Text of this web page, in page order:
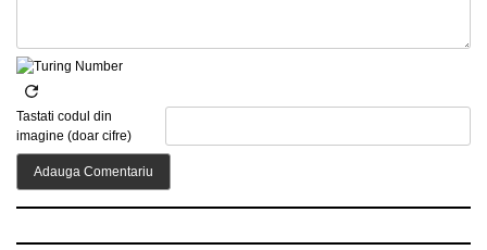
Tastati codul din
imagine (doar cifre)